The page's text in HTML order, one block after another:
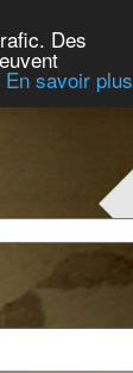
Des
En savoir plus